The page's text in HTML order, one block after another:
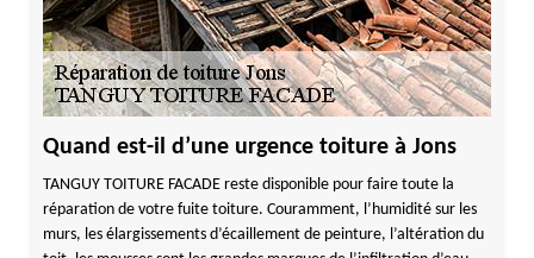
Quand est-il d’une urgence toiture à Jons
TANGUY TOITURE FACADE reste disponible pour faire toute la
réparation de votre fuite toiture. Couramment, l’humidité sur les
murs, les élargissements d’écaillement de peinture, l’altération du